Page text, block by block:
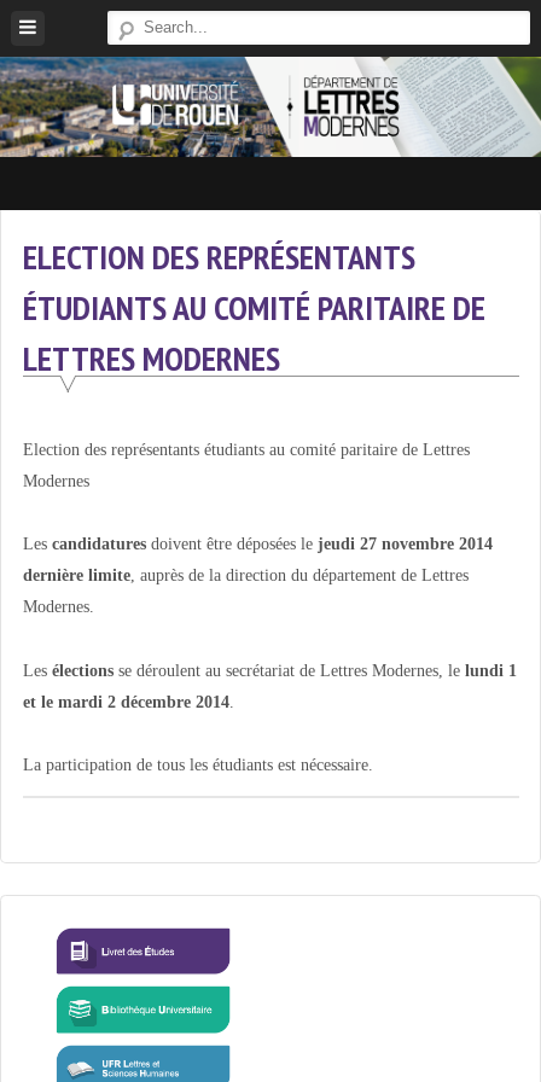
content
ELECTION DES REPRÉSENTANTS
ÉTUDIANTS AU COMITÉ PARITAIRE DE
LETTRES MODERNES
Election des représentants étudiants au comité paritaire de Lettres
Modernes
Les candidaturesdoivent être déposées le jeudi 27 novembre 2014
dernière limite, auprès de la direction du département de Lettres
Modernes.
Les électionsse déroulent au secrétariat de Lettres Modernes, le lundi 1
et le mardi 2 décembre 2014.
La participation de tous les étudiants est nécessaire.